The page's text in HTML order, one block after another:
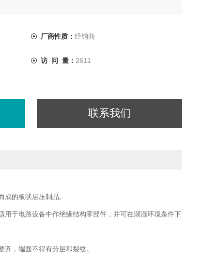
厂商性质： 经销商
访 问 量： 2611
联系我们
的板状层压制品。
于电路设备中作绝缘结构零部件，并可在潮湿环境条件下
，端面不得有分层和裂纹。